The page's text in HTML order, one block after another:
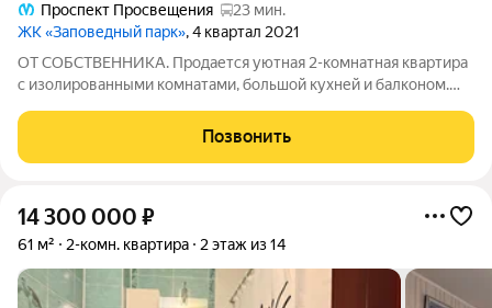
Проспект Просвещения
23 мин.
ЖК «Заповедный парк», 4 квартал 2021
ОТ СОБСТВЕННИКА. Продается уютная 2-комнатная квартира
с изолированными комнатами, большой кухней и балконом.
расположению комнат в квартире никогда не бывает жарко.
Просторная кухня станет любимым
Позвонить
14 300 000 ₽
61 м² 2-комн. квартира 2 этаж из 14